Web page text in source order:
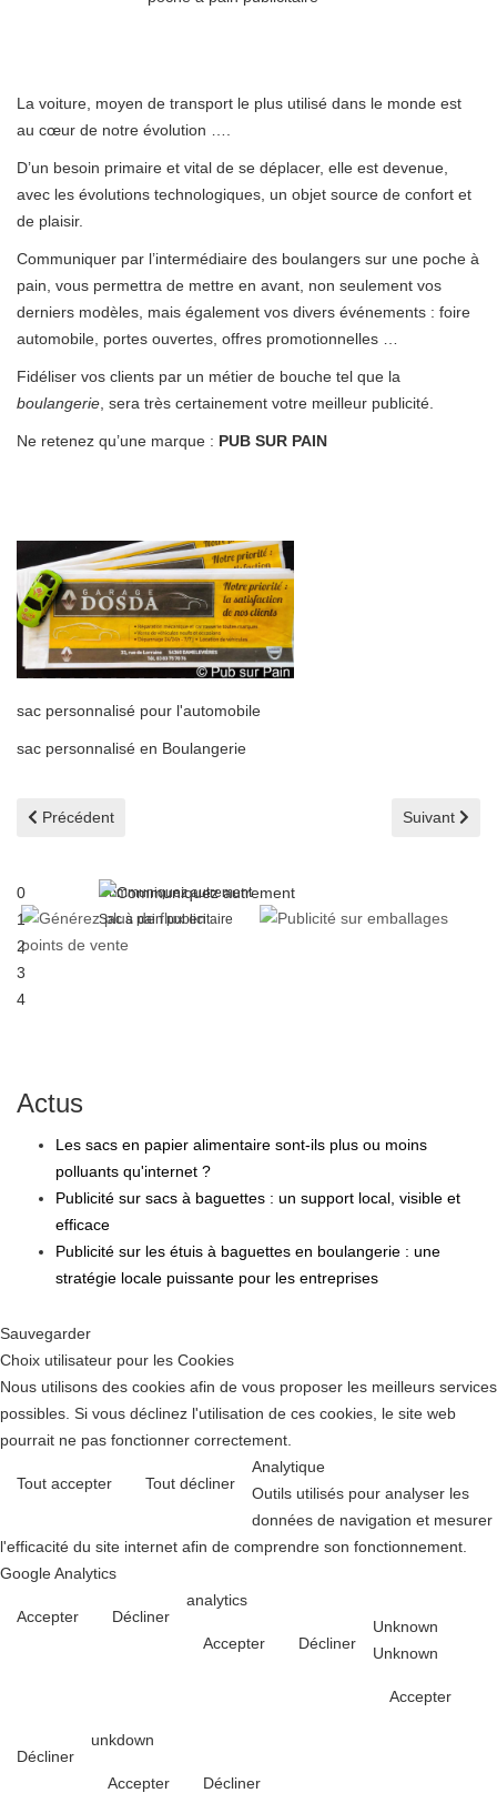
La voiture, moyen de transport le plus utilisé dans le monde est
au cœur de notre évolution ….
D’un besoin primaire et vital de se déplacer, elle est devenue,
avec les évolutions technologiques, un objet source de confort et
de plaisir.
Communiquer par l’intermédiaire des boulangers sur une poche à
pain, vous permettra de mettre en avant, non seulement vos
derniers modèles, mais également vos divers événements : foire
automobile, portes ouvertes, offres promotionnelles …
Fidéliser vos clients par un métier de bouche tel que la
boulangerie , sera très certainement votre meilleur publicité.
Ne retenez qu’une marque : PUB SUR PAIN
sac personnalisé pour l'automobile
sac personnalisé en Boulangerie
Article précédent : Les sacs à pain publicitaires au service de la
Précédent Article
Suivant
Communiquez autrement
Sac à pain publicitaire
0
1
2
3
4
Actus
Les sacs en papier alimentaire sont-ils plus ou moins
polluants qu'internet ?
Publicité sur sacs à baguettes : un support local, visible et
efficace
Publicité sur les étuis à baguettes en boulangerie : une
stratégie locale puissante pour les entreprises
Sauvegarder
Choix utilisateur pour les Cookies
Nous utilisons des cookies afin de vous proposer les meilleurs services
possibles. Si vous déclinez l'utilisation de ces cookies, le site web
pourrait ne pas fonctionner correctement.
Tout accepter Tout décliner
Analytique
Outils utilisés pour analyser les
données de navigation et mesurer
l'efficacité du site internet afin de comprendre son fonctionnement.
Google Analytics
Accepter Décliner
analytics
Accepter Décliner
Unknown
Unknown
Accepter
Décliner
unkdown
Accepter Décliner